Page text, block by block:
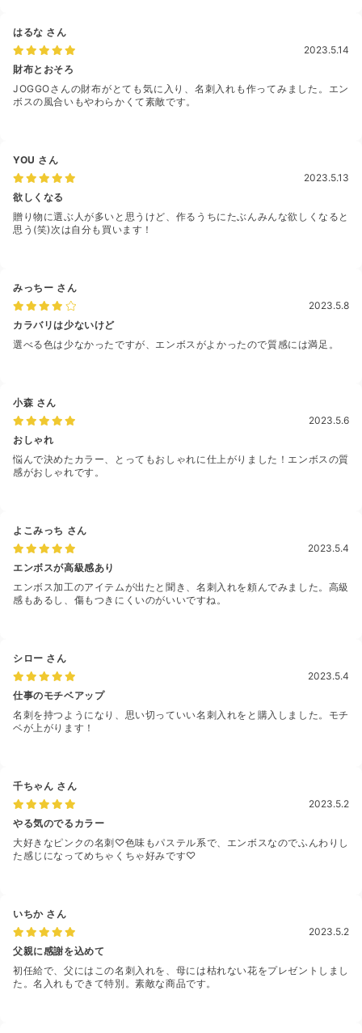
はるな さん
2023.5.14
財布とおそろ
JOGGOさんの財布がとても気に入り、名刺入れも作ってみました。エン
ボスの風合いもやわらかくて素敵です。
YOU さん
2023.5.13
欲しくなる
贈り物に選ぶ人が多いと思うけど、作るうちにたぶんみんな欲しくなると
思う(笑)次は自分も買います！
みっちー さん
2023.5.8
カラバリは少ないけど
選べる色は少なかったですが、エンボスがよかったので質感には満足。
小森 さん
2023.5.6
おしゃれ
悩んで決めたカラー、とってもおしゃれに仕上がりました！エンボスの質
感がおしゃれです。
よこみっち さん
2023.5.4
エンボスが高級感あり
エンボス加工のアイテムが出たと聞き、名刺入れを頼んでみました。高級
感もあるし、傷もつきにくいのがいいですね。
シロー さん
2023.5.4
仕事のモチベアップ
名刺を持つようになり、思い切っていい名刺入れをと購入しました。モチ
ベが上がります！
千ちゃん さん
2023.5.2
やる気のでるカラー
大好きなピンクの名刺♡色味もパステル系で、エンボスなのでふんわりし
た感じになってめちゃくちゃ好みです♡
いちか さん
2023.5.2
父親に感謝を込めて
初任給で、父にはこの名刺入れを、母には枯れない花をプレゼントしまし
た。名入れもできて特別。素敵な商品です。